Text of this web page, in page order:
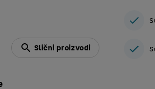
Slični proizvodi